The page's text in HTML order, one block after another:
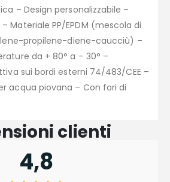
– Design personalizzabile –
Materiale PP/EPDM (mescola di
propilene-diene-caucciù) –
da + 80° a – 30° –
sui bordi esterni 74/483/CEE –
acqua piovana – Con fori di
clienti
4,8